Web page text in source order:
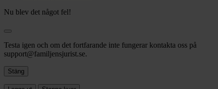
Nu blev det något fel!
Testa igen och om det fortfarande inte fungerar kontakta oss på
support@familjensjurist.se.
Stäng